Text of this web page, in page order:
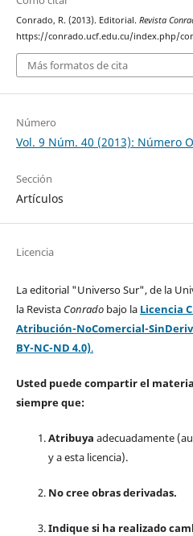
Conrado, R. (2013). Editorial. Revista
https://conrado.ucf.edu.cu/index.php/
Más formatos de cita
Número
Vol. 9 Núm. 40 (2013): Número
Sección
Artículos
Licencia
La editorial "Universo Sur", de la
la Revista Conradobajo la Licencia
Atribución-NoComercial-
BY-NC-ND 4.0).
Usted puede compartir el
siempre que:
Atribuya adecuadamente
y a esta licencia).
No cree obras derivadas.
Indique si ha realizado